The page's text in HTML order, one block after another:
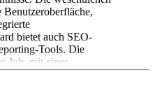
bietet auch SEO-
Tools. Die
Job, mit einer
$ 149